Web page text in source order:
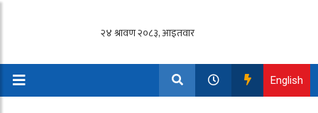
English